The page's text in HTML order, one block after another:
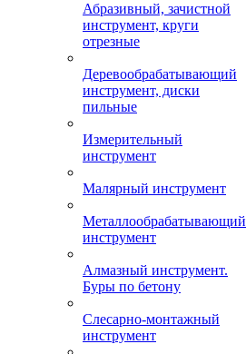
Абразивный, зачистной
инструмент, круги
отрезные
Деревообрабатывающий
инструмент, диски
пильные
Измерительный
инструмент
Малярный инструмент
Металлообрабатывающий
инструмент
Алмазный инструмент.
Буры по бетону
Слесарно-монтажный
инструмент